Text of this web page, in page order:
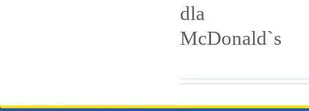
dla
McDonald`s